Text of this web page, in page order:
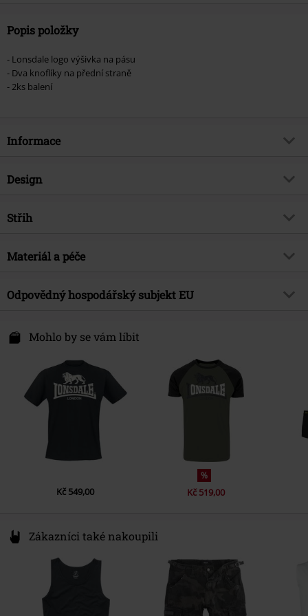
Popis položky
- Lonsdale logo výšivka na pásu
- Dva knoflíky na přední straně
- 2ks balení
Informace
Zboží č.
Brand
Datum vydání
Design
Typ výrobku
Délka rukávu
Střih
Střih/vrchní díl
Materiál a péče
Vrchní materiál
95% bavlna, 5% elastan
Certifikace
Odpovědný hospodářský subjekt EU
Im Taubental 15a
info@punch-gmbh.de
Mohlo by se vám líbit
Kč 549,00
%
Kč 519,00
Zákazníci také nakoupili